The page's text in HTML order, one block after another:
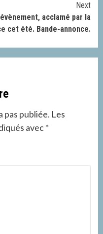
Next
acclamé par la
cet été. Bande-annonce.
pas publiée. Les
avec*